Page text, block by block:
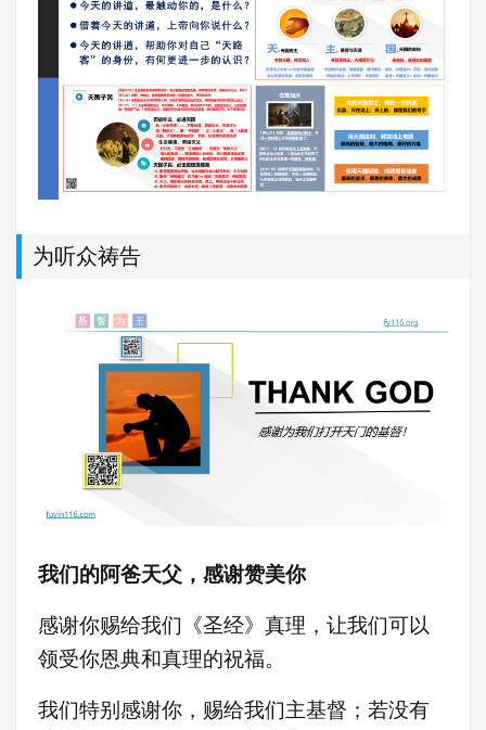
为听众祷告
我们的阿爸天父，感谢赞美你
感谢你赐给我们《圣经》真理，让我们可以
领受你恩典和真理的祝福。
我们特别感谢你，赐给我们主基督；若没有